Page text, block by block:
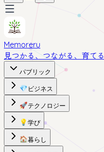
Memoreru
見つかる、つながる、育てる
パブリック
💎 ビジネス
🚀テクノロジー
💡 学び
🏠暮らし